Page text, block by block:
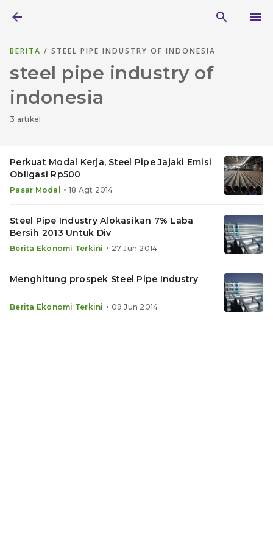
BERITA / STEEL PIPE INDUSTRY OF INDONESIA
steel pipe industry of
indonesia
3 artikel
Perkuat Modal Kerja, Steel Pipe Jajaki Emisi
Obligasi Rp500
Pasar Modal • 18 Agt 2014
Steel Pipe Industry Alokasikan 7% Laba
Bersih 2013 Untuk Div
Berita Ekonomi Terkini • 27 Jun 2014
Menghitung prospek Steel Pipe Industry
Berita Ekonomi Terkini • 09 Jun 2014